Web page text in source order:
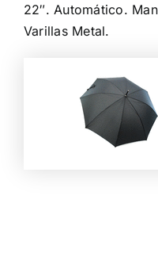
22″. Automático.
Varillas Metal.